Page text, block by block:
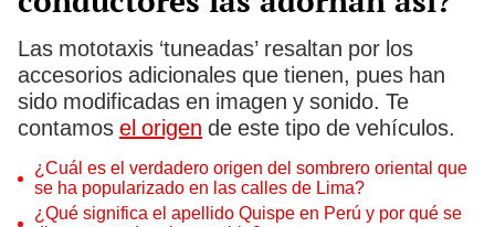
Las mototaxis ‘tuneadas’ resaltan por los
accesorios adicionales que tienen, pues han
sido modificadas en imagen y sonido. Te
contamos el origen de este tipo de vehículos.
¿Cuál es el verdadero origen del sombrero oriental que
se ha popularizado en las calles de Lima?
¿Qué significa el apellido Quispe en Perú y por qué se